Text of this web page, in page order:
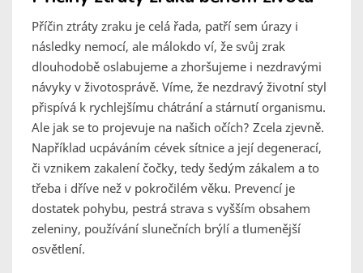
Příčin ztráty zraku je celá řada, patří sem úrazy i
následky nemocí, ale málokdo ví, že svůj zrak
dlouhodobě oslabujeme a zhoršujeme i nezdravými
návyky v životosprávě. Víme, že nezdravý životní styl
přispívá k rychlejšímu chátrání a stárnutí organismu.
Ale jak se to projevuje na našich očích? Zcela zjevně.
Například ucpáváním cévek sítnice a její degenerací,
či vznikem zakalení čočky, tedy šedým zákalem a to
třeba i dříve než v pokročilém věku. Prevencí je
dostatek pohybu, pestrá strava s vyšším obsahem
zeleniny, používání slunečních brýlí a tlumenější
osvětlení.